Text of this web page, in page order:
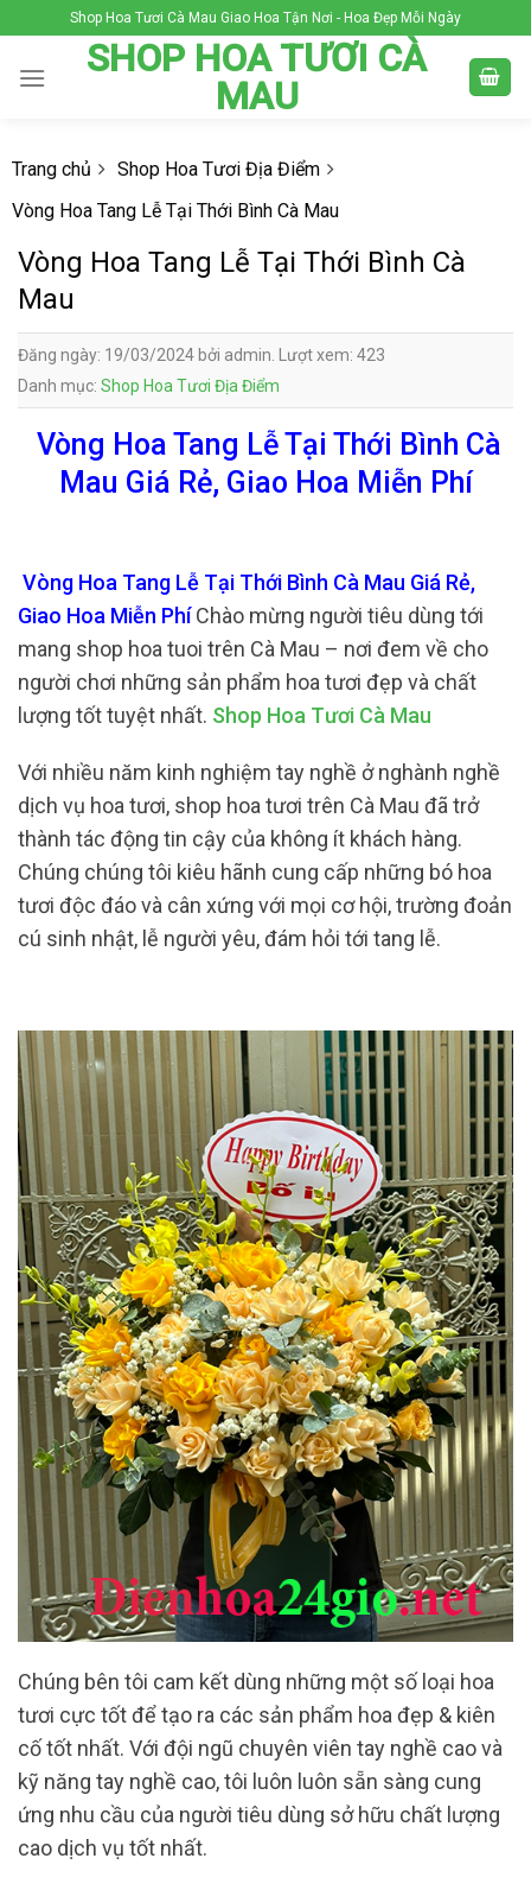
to
content
Shop Hoa Tươi Cà Mau Giao Hoa Tận Nơi - Hoa Đẹp Mỗi Ngày
SHOP HOA TƯƠI CÀ
MAU
Trang chủ
Shop Hoa Tươi Địa Điểm
Vòng Hoa Tang Lễ Tại Thới Bình Cà Mau
Vòng Hoa Tang Lễ Tại Thới Bình Cà
Mau
Đăng ngày: 19/03/2024 bởi admin. Lượt xem: 423
Danh mục: Shop Hoa Tươi Địa Điểm
Vòng Hoa Tang Lễ Tại Thới Bình Cà
Mau Giá Rẻ, Giao Hoa Miễn Phí
Vòng Hoa Tang Lễ Tại Thới Bình Cà Mau Giá Rẻ,
Giao Hoa Miễn PhíChào mừng người tiêu dùng tới
mang shop hoa tuoi trên Cà Mau – nơi đem về cho
người chơi những sản phẩm hoa tươi đẹp và chất
lượng tốt tuyệt nhất. Shop Hoa Tươi Cà Mau
Với nhiều năm kinh nghiệm tay nghề ở nghành nghề
dịch vụ hoa tươi, shop hoa tươi trên Cà Mau đã trở
thành tác động tin cậy của không ít khách hàng.
Chúng chúng tôi kiêu hãnh cung cấp những bó hoa
tươi độc đáo và cân xứng với mọi cơ hội, trường đoản
cú sinh nhật, lễ người yêu, đám hỏi tới tang lễ.
Chúng bên tôi cam kết dùng những một số loại hoa
tươi cực tốt để tạo ra các sản phẩm hoa đẹp & kiên
cố tốt nhất. Với đội ngũ chuyên viên tay nghề cao và
kỹ năng tay nghề cao, tôi luôn luôn sẵn sàng cung
ứng nhu cầu của người tiêu dùng sở hữu chất lượng
cao dịch vụ tốt nhất.